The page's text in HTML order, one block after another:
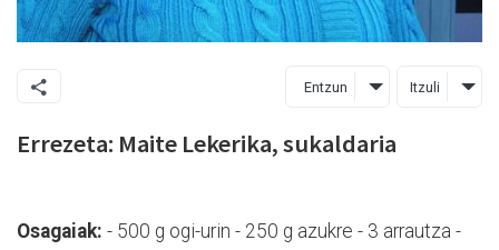
Entzun Itzuli
Errezeta: Maite Lekerika, sukaldaria
Osagaiak: - 500 g ogi-urin - 250 g azukre - 3 arrautza -